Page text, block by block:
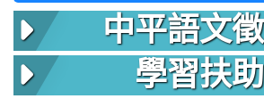
中平語文
學習扶助